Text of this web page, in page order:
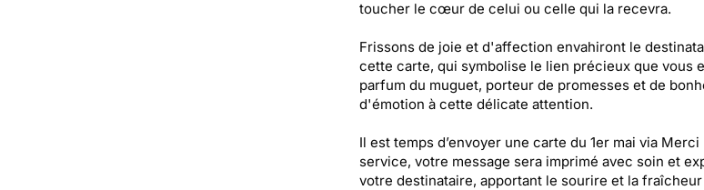
toucher le cœur de celui ou celle qui la recevra.
Frissons de joie et d'affection envahiront le
cette carte, qui symbolise le lien précieux que vous
parfum du muguet, porteur de promesses et de
d'émotion à cette délicate attention.
Il est temps d’envoyer une carte du 1er mai via
service, votre message sera imprimé avec soin et
votre destinataire, apportant le sourire et la